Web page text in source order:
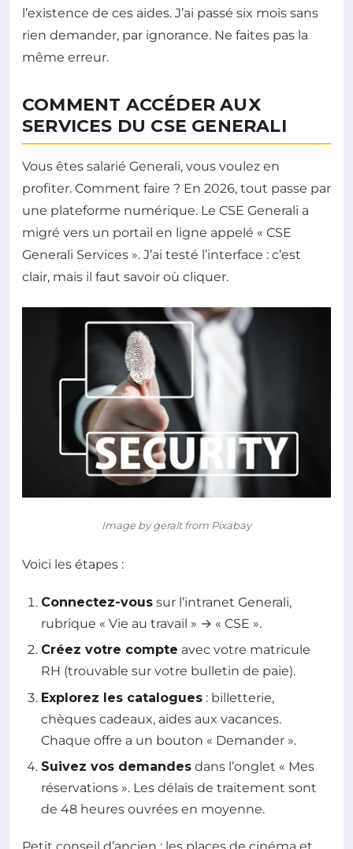
l’existence de ces aides. J’ai passé six mois sans
rien demander, par ignorance. Ne faites pas la
même erreur.
COMMENT ACCÉDER AUX
SERVICES DU CSE GENERALI
Vous êtes salarié Generali, vous voulez en
profiter. Comment faire ? En 2026, tout passe par
une plateforme numérique. Le CSE Generali a
migré vers un portail en ligne appelé « CSE
Generali Services ». J’ai testé l’interface : c’est
clair, mais il faut savoir où cliquer.
Image by geralt from Pixabay
Voici les étapes :
Connectez-vous sur l’intranet Generali,
rubrique « Vie au travail » → « CSE ».
Créez votre compte avec votre matricule
RH (trouvable sur votre bulletin de paie).
Explorez les catalogues : billetterie,
chèques cadeaux, aides aux vacances.
Chaque offre a un bouton « Demander ».
Suivez vos demandes dans l’onglet « Mes
réservations ». Les délais de traitement sont
de 48 heures ouvrées en moyenne.